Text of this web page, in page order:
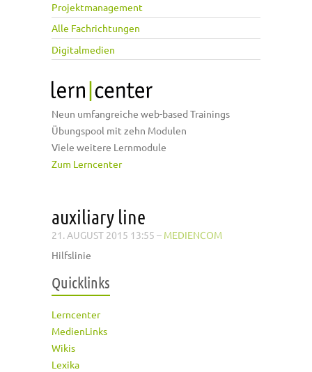
Projektmanagement
Alle Fachrichtungen
Digitalmedien
Neun umfangreiche web-based Trainings
Übungspool mit zehn Modulen
Viele weitere Lernmodule
Zum Lerncenter
auxiliary line
21. AUGUST 2015 13:55 – MEDIENCOM
Hilfslinie
Quicklinks
Lerncenter
MedienLinks
Wikis
Lexika